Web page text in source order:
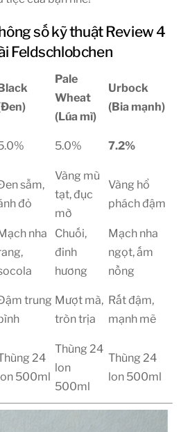
số kỹ thuật Review 4
Feldschlobchen
Pale
Wheat
(Lúa mì)
Urbock
(Bia mạnh)
5.0% 7.2%
sẫm,
đỏ
Vàng mù
tạt, đục
mờ
Vàng hổ
phách đậm
nha
Chuối,
đinh
hương
Mạch nha
ngọt, ấm
nồng
trung Mượt mà,
tròn trịa
Rất đậm,
mạnh mẽ
24
500ml
Thùng 24
lon
500ml
Thùng 24
lon 500ml